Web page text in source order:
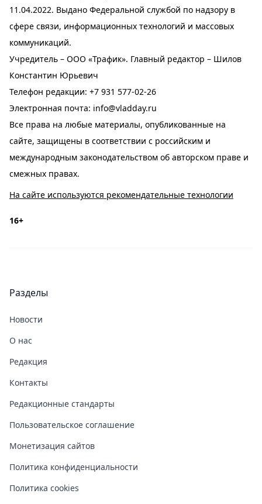
11.04.2022. Выдано Федеральной службой по надзору в
сфере связи, информационных технологий и массовых
коммуникаций.
Учредитель – ООО «Трафик». Главный редактор – Шилов
Константин Юрьевич
Телефон редакции: +7 931 577-02-26
Электронная почта: info@vladday.ru
Все права на любые материалы, опубликованные на
сайте, защищены в соответствии с российским и
международным законодательством об авторском праве и
смежных правах.
На сайте используются рекомендательные технологии
16+
Разделы
Новости
О нас
Редакция
Контакты
Редакционные стандарты
Пользовательское соглашение
Монетизация сайтов
Политика конфиденциальности
Политика cookies